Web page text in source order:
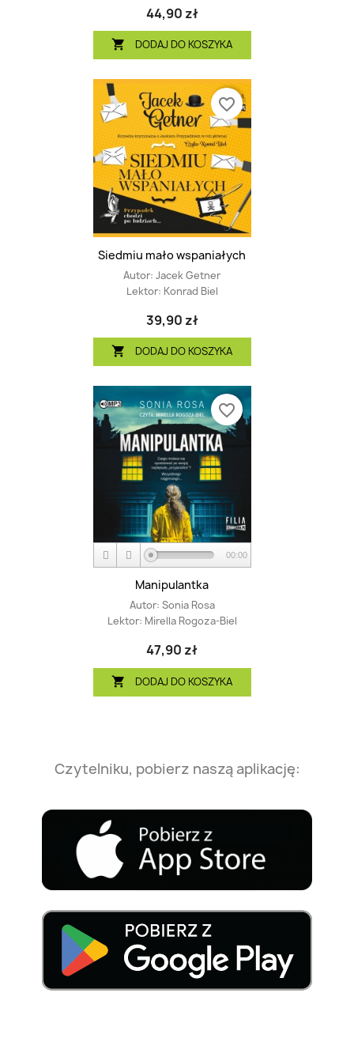
44,90 zł
 DODAJ DO KOSZYKA
Siedmiu mało wspaniałych
Autor: Jacek Getner
Lektor: Konrad Biel
39,90 zł
 DODAJ DO KOSZYKA
favorite_border
00:00
Manipulantka
Autor: Sonia Rosa
Lektor: Mirella Rogoza-Biel
47,90 zł
 DODAJ DO KOSZYKA
favorite_border
Czytelniku, pobierz naszą aplikację: